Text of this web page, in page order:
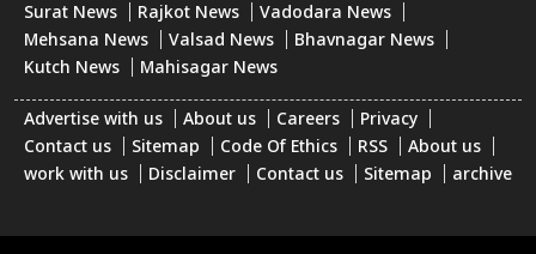
Surat News
Rajkot News
Vadodara News
Mehsana News
Valsad News
Bhavnagar News
Kutch News
Mahisagar News
Advertise with us About us Careers
Privacy
Contact us
Sitemap Code Of Ethics RSS
About us
work with us
Disclaimer Contact us Sitemap archive